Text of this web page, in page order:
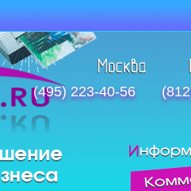
(495) 223-40-56